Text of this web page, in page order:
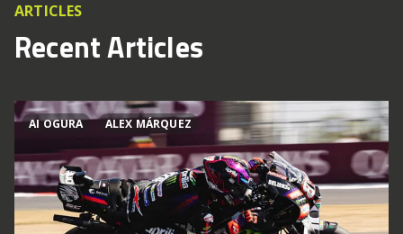
ARTICLES
Recent Articles
AI OGURA ALEX MÁRQUEZ